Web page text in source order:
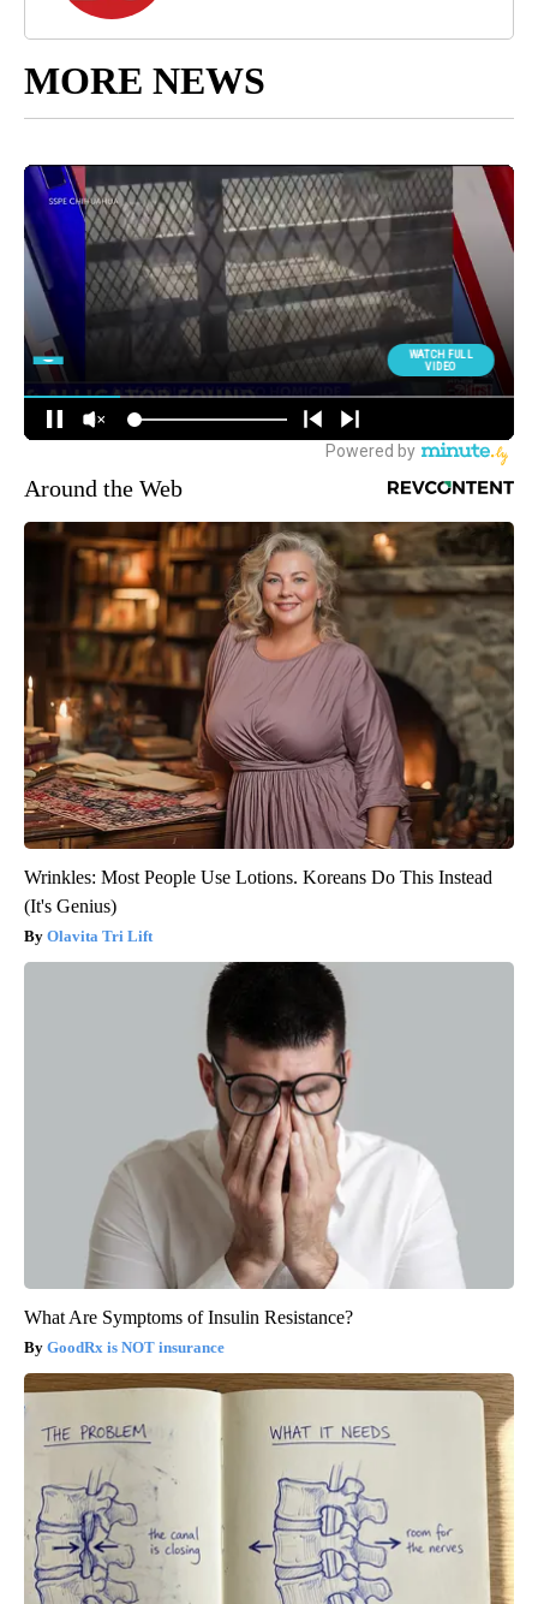
MORE NEWS
Around the Web
Wrinkles: Most People Use Lotions. Koreans Do This Instead
(It's Genius)
Olavita Tri Lift
What Are Symptoms of Insulin Resistance?
GoodRx is NOT insurance